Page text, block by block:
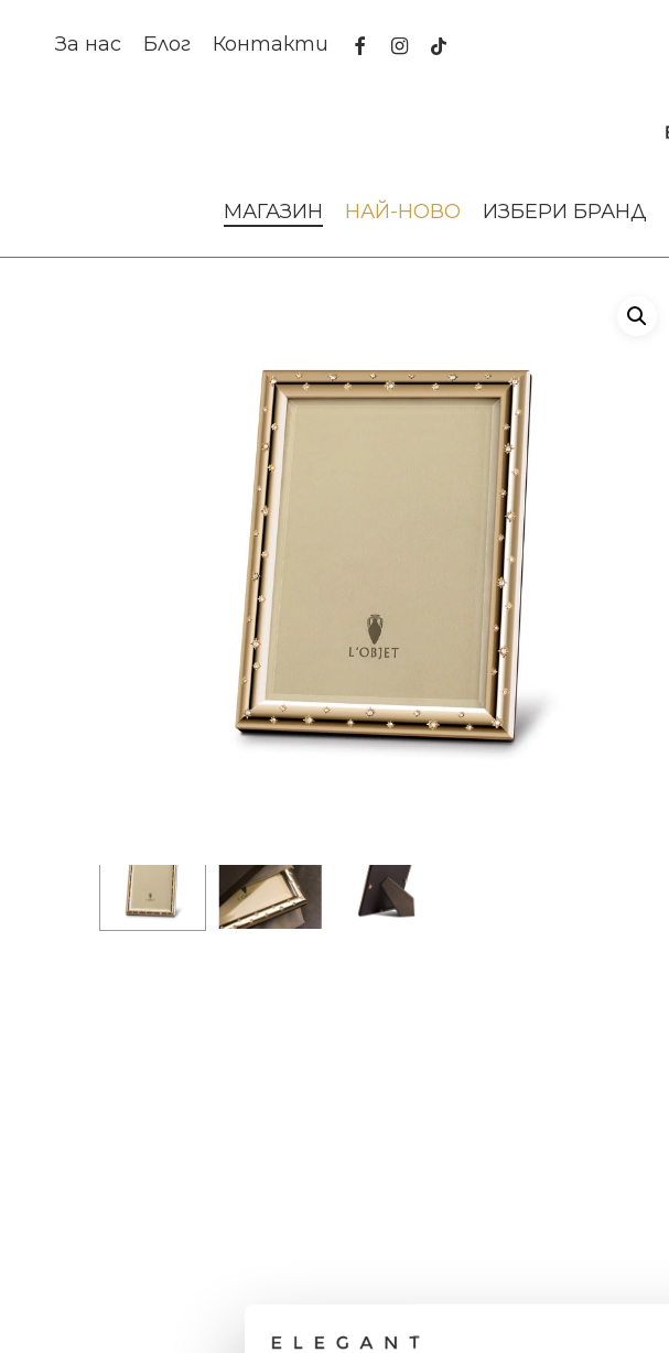
За нас Блог Контакти facebookinstagram
tiktok
МАГАЗИН НАЙ-НОВО ИЗБЕРИ БРАНД